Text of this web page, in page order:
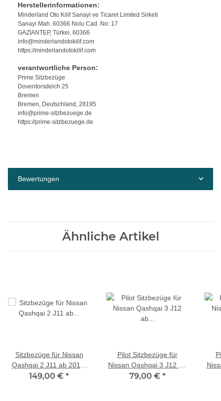
Herstellerinformationen:
Minderland Oto Kilif Sanayi ve Ticaret Limited Sirketi
Sanayi Mah. 60366 Nolu Cad. No: 17
GAZİANTEP, Türkei, 60366
info@minderlandotokilif.com
https://minderlandotokilif.com
verantwortliche Person:
Prime Sitzbezüge
Doventorsdeich 25
Bremen
Bremen, Deutschland, 28195
info@prime-sitzbezuege.de
https://prime-sitzbezuege.de
Bewertungen
Ähnliche Artikel
Sitzbezüge für Nissan
Qashqai 2 J11 ab 2013-
2021 (Schwarz-Grau)
149,00 € *
Pilot Sitzbezüge für
Nissan Qashqai 3 J12 ab
2021 (Schwarz-Grau)
79,00 € *